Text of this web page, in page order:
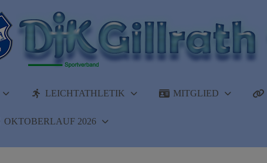
LEICHTATHLETIK MITGLIED
OKTOBERLAUF 2026